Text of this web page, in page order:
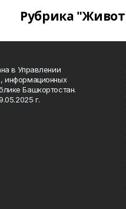
Рубрика
в Управлении
информационных
Башкортостан.
г.